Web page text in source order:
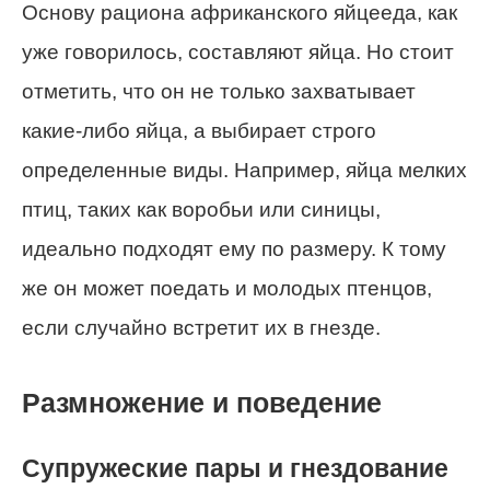
Основу рациона африканского яйцееда, как
уже говорилось, составляют яйца. Но стоит
отметить, что он не только захватывает
какие-либо яйца, а выбирает строго
определенные виды. Например, яйца мелких
птиц, таких как воробьи или синицы,
идеально подходят ему по размеру. К тому
же он может поедать и молодых птенцов,
если случайно встретит их в гнезде.
Размножение и поведение
Супружеские пары и гнездование